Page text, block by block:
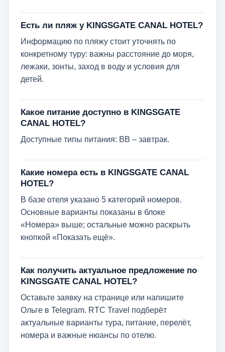
Есть ли пляж у KINGSGATE CANAL HOTEL?
Информацию по пляжу стоит уточнять по
конкретному туру: важны расстояние до моря,
лежаки, зонты, заход в воду и условия для
детей.
Какое питание доступно в KINGSGATE
CANAL HOTEL?
Доступные типы питания: BB – завтрак.
Какие номера есть в KINGSGATE CANAL
HOTEL?
В базе отеля указано 5 категорий номеров.
Основные варианты показаны в блоке
«Номера» выше; остальные можно раскрыть
кнопкой «Показать ещё».
Как получить актуальное предложение по
KINGSGATE CANAL HOTEL?
Оставьте заявку на странице или напишите
Ольге в Telegram. RTC Travel подберёт
актуальные варианты тура, питание, перелёт,
номера и важные нюансы по отелю.